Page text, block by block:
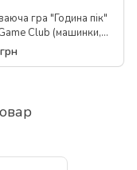
гра "Година пік"
Club (машинки,
UKВ-В 0035